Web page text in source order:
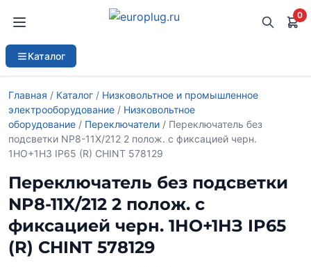
0
Каталог
Главная / Каталог / Низковольтное и промышленное
электрооборудование / Низковольтное
оборудование / Переключатели / Переключатель без
подсветки NP8-11X/212 2 полож. с фиксацией черн.
1НО+1НЗ IP65 (R) CHINT 578129
Переключатель без подсветки
NP8-11X/212 2 полож. с
фиксацией черн. 1НО+1НЗ IP65
(R) CHINT 578129